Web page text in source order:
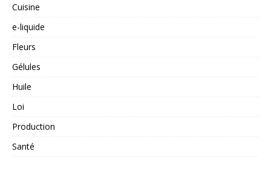
Cuisine
e-liquide
Fleurs
Gélules
Huile
Loi
Production
Santé